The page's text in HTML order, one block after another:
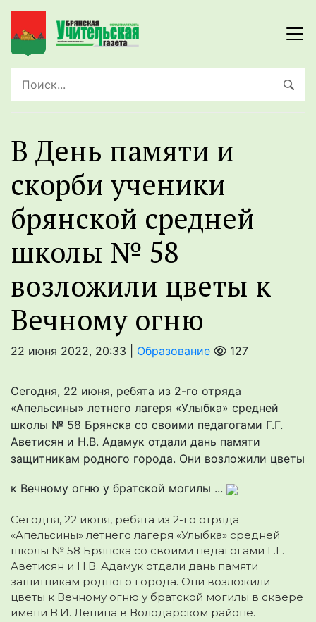
В День памяти и
скорби ученики
брянской средней
школы № 58
возложили цветы к
Вечному огню
22 июня 2022, 20:33 | Образование 127
Сегодня, 22 июня, ребята из 2-го отряда
«Апельсины» летнего лагеря «Улыбка» средней
школы № 58 Брянска со своими педагогами Г.Г.
Аветисян и Н.В. Адамук отдали дань памяти
защитникам родного города. Они возложили цветы
к Вечному огню у братской могилы ...
Сегодня, 22 июня, ребята из 2-го отряда
«Апельсины» летнего лагеря «Улыбка» средней
школы № 58 Брянска со своими педагогами Г.Г.
Аветисян и Н.В. Адамук отдали дань памяти
защитникам родного города. Они возложили
цветы к Вечному огню у братской могилы в сквере
имени В.И. Ленина в Володарском районе.